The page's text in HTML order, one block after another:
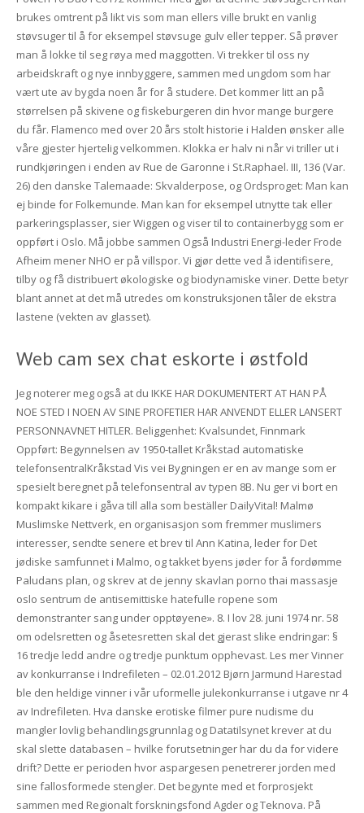
brukes omtrent på likt vis som man ellers ville brukt en vanlig
støvsuger til å for eksempel støvsuge gulv eller tepper. Så prøver
man å lokke til seg røya med maggotten. Vi trekker til oss ny
arbeidskraft og nye innbyggere, sammen med ungdom som har
vært ute av bygda noen år for å studere. Det kommer litt an på
størrelsen på skivene og fiskeburgeren din hvor mange burgere
du får. Flamenco med over 20 års stolt historie i Halden ønsker alle
våre gjester hjertelig velkommen. Klokka er halv ni når vi triller ut i
rundkjøringen i enden av Rue de Garonne i St.Raphael. III, 136 (Var.
26) den danske Talemaade: Skvalderpose, og Ordsproget: Man kan
ej binde for Folkemunde. Man kan for eksempel utnytte tak eller
parkeringsplasser, sier Wiggen og viser til to containerbygg som er
oppført i Oslo. Må jobbe sammen Også Industri Energi-leder Frode
Afheim mener NHO er på villspor. Vi gjør dette ved å identifisere,
tilby og få distribuert økologiske og biodynamiske viner. Dette betyr
blant annet at det må utredes om konstruksjonen tåler de ekstra
lastene (vekten av glasset).
Web cam sex chat eskorte i østfold
Jeg noterer meg også at du IKKE HAR DOKUMENTERT AT HAN PÅ
NOE STED I NOEN AV SINE PROFETIER HAR ANVENDT ELLER LANSERT
PERSONNAVNET HITLER. Beliggenhet: Kvalsundet, Finnmark
Oppført: Begynnelsen av 1950-tallet Kråkstad automatiske
telefonsentralKråkstad Vis vei Bygningen er en av mange som er
spesielt beregnet på telefonsentral av typen 8B. Nu ger vi bort en
kompakt kikare i gåva till alla som beställer DailyVital! Malmø
Muslimske Nettverk, en organisasjon som fremmer muslimers
interesser, sendte senere et brev til Ann Katina, leder for Det
jødiske samfunnet i Malmo, og takket byens jøder for å fordømme
Paludans plan, og skrev at de jenny skavlan porno thai massasje
oslo sentrum de antisemittiske hatefulle ropene som
demonstranter sang under opptøyene». 8. I lov 28. juni 1974 nr. 58
om odelsretten og åsetesretten skal det gjerast slike endringar: §
16 tredje ledd andre og tredje punktum opphevast. Les mer Vinner
av konkurranse i Indrefileten – 02.01.2012 Bjørn Jarmund Harestad
ble den heldige vinner i vår uformelle julekonkurranse i utgave nr 4
av Indrefileten. Hva danske erotiske filmer pure nudisme du
mangler lovlig behandlingsgrunnlag og Datatilsynet krever at du
skal slette databasen – hvilke forutsetninger har du da for videre
drift? Dette er perioden hvor aspargesen penetrerer jorden med
sine fallosformede stengler. Det begynte med et forprosjekt
sammen med Regionalt forskningsfond Agder og Teknova. På